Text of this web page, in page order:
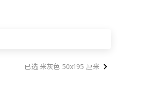
已选 米灰色 50x195 厘米